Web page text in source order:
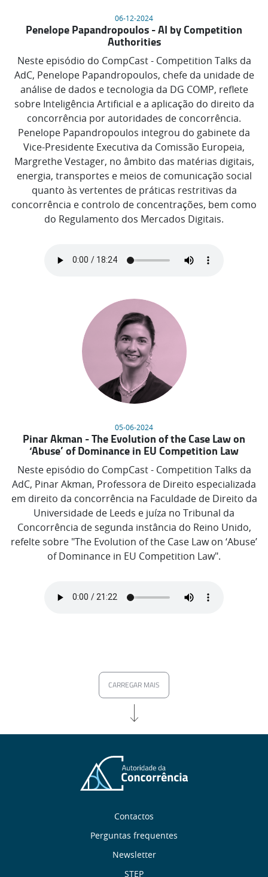
06-12-2024
Penelope Papandropoulos - AI by Competition
Authorities
Neste episódio do CompCast - Competition Talks da
AdC, Penelope Papandropoulos, chefe da unidade de
análise de dados e tecnologia da DG COMP, reflete
sobre Inteligência Artificial e a aplicação do direito da
concorrência por autoridades de concorrência.
Penelope Papandropoulos integrou do gabinete da
Vice-Presidente Executiva da Comissão Europeia,
Margrethe Vestager, no âmbito das matérias digitais,
energia, transportes e meios de comunicação social
quanto às vertentes de práticas restritivas da
concorrência e controlo de concentrações, bem como
do Regulamento dos Mercados Digitais.
05-06-2024
Pinar Akman - The Evolution of the Case Law on
‘Abuse’ of Dominance in EU Competition Law
Neste episódio do CompCast - Competition Talks da
AdC, Pinar Akman, Professora de Direito especializada
em direito da concorrência na Faculdade de Direito da
Universidade de Leeds e juíza no Tribunal da
Concorrência de segunda instância do Reino Unido,
refelte sobre "The Evolution of the Case Law on ‘Abuse’
of Dominance in EU Competition Law".
CARREGAR MAIS
Contactos
Perguntas frequentes
Newsletter
STEP